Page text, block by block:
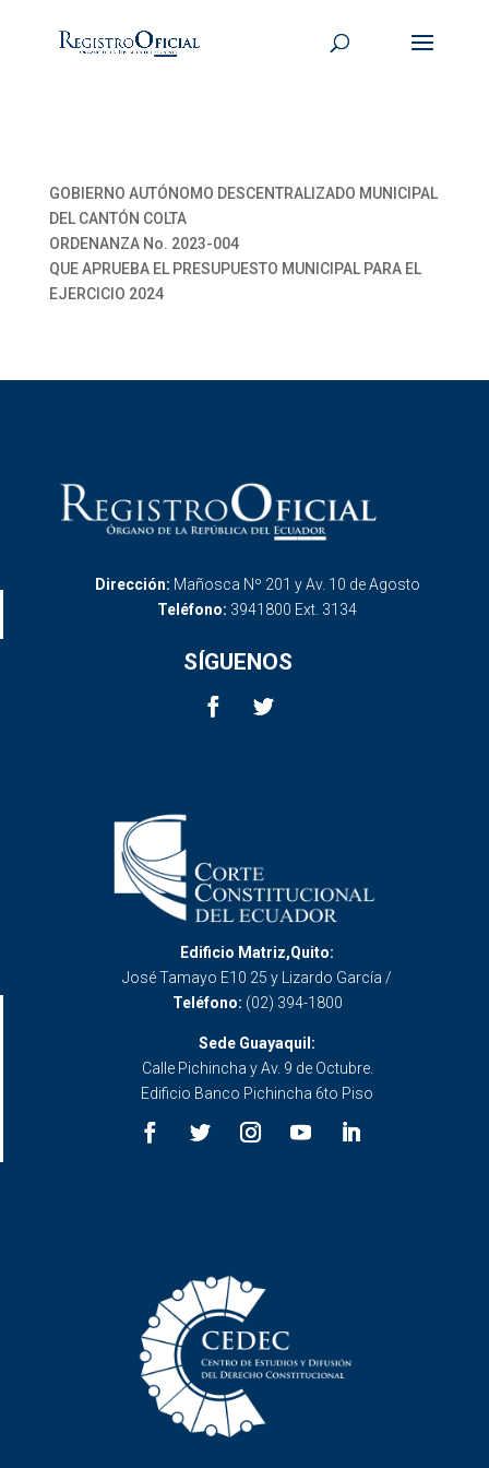
GOBIERNO AUTÓNOMO DESCENTRALIZADO MUNICIPAL
DEL CANTÓN COLTA
ORDENANZA No. 2023-004
QUE APRUEBA EL PRESUPUESTO MUNICIPAL PARA EL
EJERCICIO 2024
Dirección: Mañosca Nº 201 y Av. 10 de Agosto
Teléfono: 3941800 Ext. 3134
SÍGUENOS
Edificio Matriz,Quito:
José Tamayo E10 25 y Lizardo García /
Teléfono: (02) 394-1800
Sede Guayaquil:
Calle Pichincha y Av. 9 de Octubre.
Edificio Banco Pichincha 6to Piso